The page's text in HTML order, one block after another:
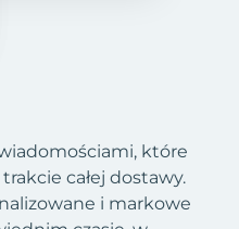
które
całej dostawy.
i markowe